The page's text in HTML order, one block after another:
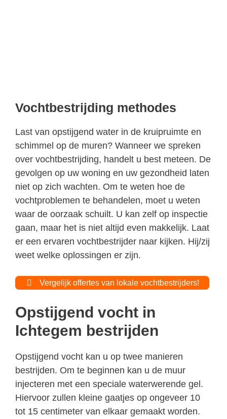
Vochtbestrijding methodes
Last van opstijgend water in de kruipruimte en
schimmel op de muren? Wanneer we spreken
over vochtbestrijding, handelt u best meteen. De
gevolgen op uw woning en uw gezondheid laten
niet op zich wachten. Om te weten hoe de
vochtproblemen te behandelen, moet u weten
waar de oorzaak schuilt. U kan zelf op inspectie
gaan, maar het is niet altijd even makkelijk. Laat
er een ervaren vochtbestrijder naar kijken. Hij/zij
weet welke oplossingen er zijn.
Vergelijk offertes van lokale vochtbestrijders!
Opstijgend vocht in
Ichtegem bestrijden
Opstijgend vocht kan u op twee manieren
bestrijden. Om te beginnen kan u de muur
injecteren met een speciale waterwerende gel.
Hiervoor zullen kleine gaatjes op ongeveer 10
tot 15 centimeter van elkaar gemaakt worden.